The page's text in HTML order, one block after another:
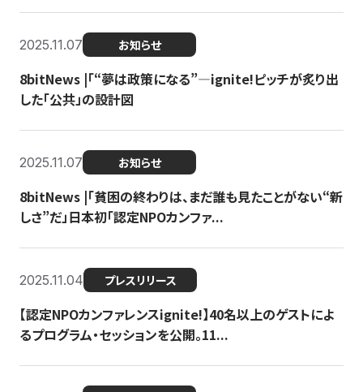
2025.11.07 お知らせ
8bitNews |「“夢は政策になる”—ignite!ピッチが炙り出
した「公共」の設計図
2025.11.07 お知らせ
8bitNews |「貧困の終わりは、まだ誰も見たことがない“新
しさ”だ」日本初「認定NPOカンファ...
2025.11.04 プレスリリース
【認定NPOカンファレンスignite!】40名以上のゲストによ
るプログラム・セッションを公開。11...